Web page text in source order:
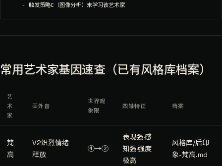
常用艺术家基因速查（已有风格库档案）
艺
术
家
画外音
世界观
象限
四轴特征 档案
梵
高
V2炽烈情绪
释放
④→②
表现强·感
知强·强度
极高
风格库/后印
象-梵高.md